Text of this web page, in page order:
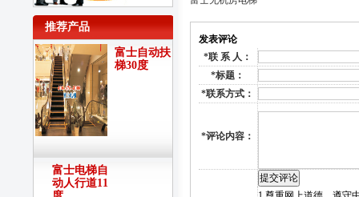
推荐产品
富士自动扶
梯30度
富士电梯自
动人行道11
发表评论
*联 系 人：
*标题：
*联系方式：
*评论内容：